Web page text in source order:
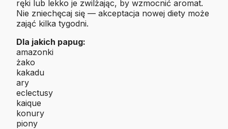
ręki lub lekko je zwilżając, by wzmocnić aromat.
Nie zniechęcaj się — akceptacja nowej diety może
zająć kilka tygodni.
Dla jakich papug:
amazonki
żako
kakadu
ary
eclectusy
kaique
konury
piony